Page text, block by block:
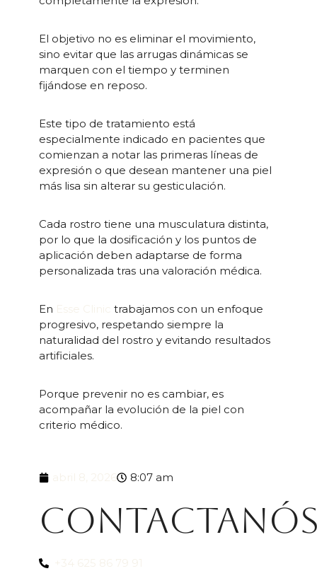
El objetivo no es eliminar el movimiento,
sino evitar que las arrugas dinámicas se
marquen con el tiempo y terminen
fijándose en reposo.
Este tipo de tratamiento está
especialmente indicado en pacientes que
comienzan a notar las primeras líneas de
expresión o que desean mantener una piel
más lisa sin alterar su gesticulación.
Cada rostro tiene una musculatura distinta,
por lo que la dosificación y los puntos de
aplicación deben adaptarse de forma
personalizada tras una valoración médica.
En
trabajamos con un enfoque
progresivo, respetando siempre la
naturalidad del rostro y evitando resultados
artificiales.
Porque prevenir no es cambiar, es
acompañar la evolución de la piel con
criterio médico.
8:07 am